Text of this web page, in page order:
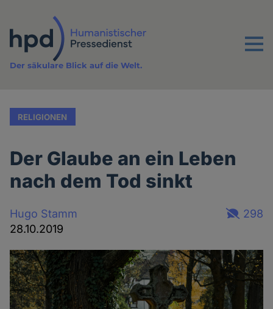
Inhalt
Menu
Der säkulare Blick auf die Welt.
RELIGIONEN
Der Glaube an ein Leben
nach dem Tod sinkt
Hugo Stamm
28.10.2019
298